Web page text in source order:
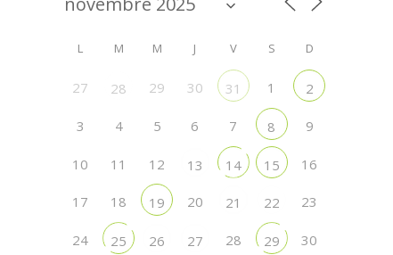
L M M J V S D
27 28 29 30 31 1 2
3 4 5 6 7 8 9
10 11 12 13 14 15 16
17 18 19 20 21 22 23
24 25 26 27 28 29 30